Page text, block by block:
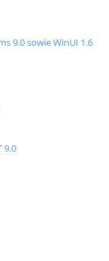
9.0 sowie WinUI 1.6
9.0